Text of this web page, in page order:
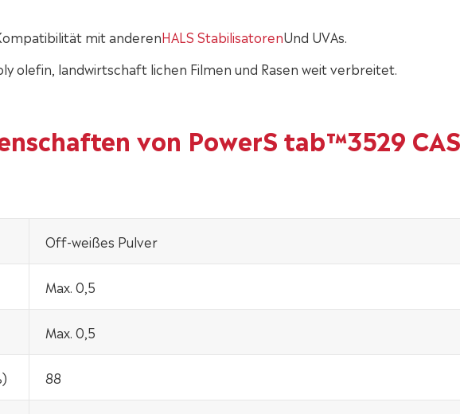
mit anderenHALS StabilisatorenUnd UVAs.
olefin, landwirtschaft lichen Filmen und Rasen weit verbreitet.
von PowerS tab™3529
Off-weißes Pulver
Max. 0,5
Max. 0,5
88